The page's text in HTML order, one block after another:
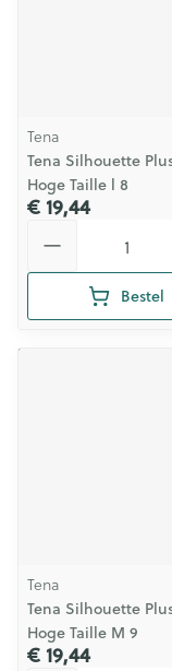
Tena
Tena Silhouette
Hoge Taille l 8
€ 19,44
Bestel
Tena
Tena Silhouette
Hoge Taille M 9
€ 19,44